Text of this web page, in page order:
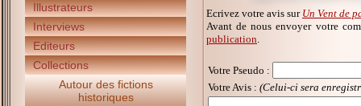
Illustrateurs
Interviews
Editeurs
Collections
Autour des fictions
historiques
Ecrivez votre avis sur Un Vent de
Avant de nous envoyer votre
publication
Votre Pseudo :
Votre Avis : (Celui-ci sera